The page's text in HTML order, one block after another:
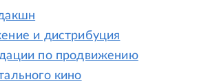
и дистрибуция
по продвижению
кино